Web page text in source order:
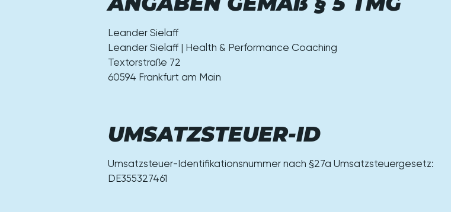
Leander Sielaff
Leander Sielaff | Health & Performance Coaching
Textorstraße 72
60594 Frankfurt am Main
UMSATZSTEUER-ID
Umsatzsteuer-Identifikationsnummer nach §27a Umsatzsteuergesetz:
DE355327461